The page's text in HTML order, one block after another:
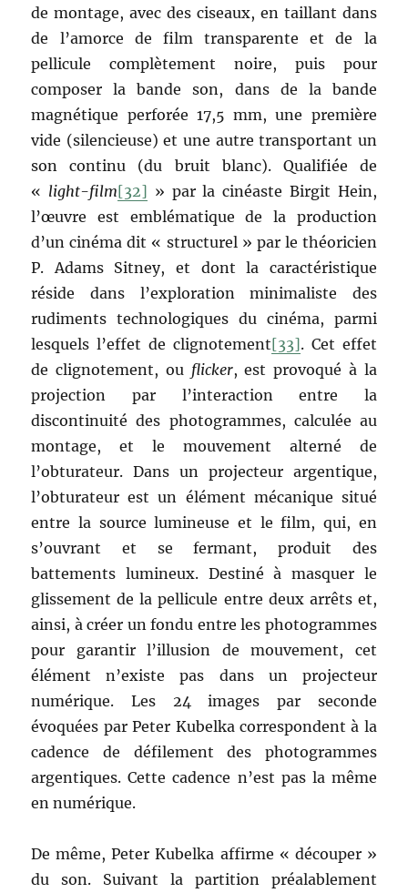
de montage, avec des ciseaux, en taillant dans
de l’amorce de film transparente et de la
pellicule complètement noire, puis pour
composer la bande son, dans de la bande
magnétique perforée 17,5 mm, une première
vide (silencieuse) et une autre transportant un
son continu (du bruit blanc). Qualifiée de
« light-film[32] » par la cinéaste Birgit Hein,
l’œuvre est emblématique de la production
d’un cinéma dit « structurel » par le théoricien
P. Adams Sitney, et dont la caractéristique
réside dans l’exploration minimaliste des
rudiments technologiques du cinéma, parmi
lesquels l’effet de clignotement[33]. Cet effet
de clignotement, ou flicker, est provoqué à la
projection par l’interaction entre la
discontinuité des photogrammes, calculée au
montage, et le mouvement alterné de
l’obturateur. Dans un projecteur argentique,
l’obturateur est un élément mécanique situé
entre la source lumineuse et le film, qui, en
s’ouvrant et se fermant, produit des
battements lumineux. Destiné à masquer le
glissement de la pellicule entre deux arrêts et,
ainsi, à créer un fondu entre les photogrammes
pour garantir l’illusion de mouvement, cet
élément n’existe pas dans un projecteur
numérique. Les 24 images par seconde
évoquées par Peter Kubelka correspondent à la
cadence de défilement des photogrammes
argentiques. Cette cadence n’est pas la même
en numérique.
De même, Peter Kubelka affirme « découper »
du son. Suivant la partition préalablement